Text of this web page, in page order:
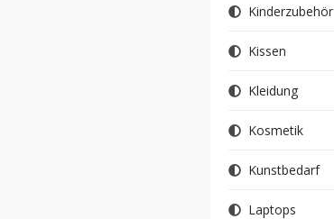
Kinderzubehör
Kissen
Kleidung
Kosmetik
Kunstbedarf
Laptops